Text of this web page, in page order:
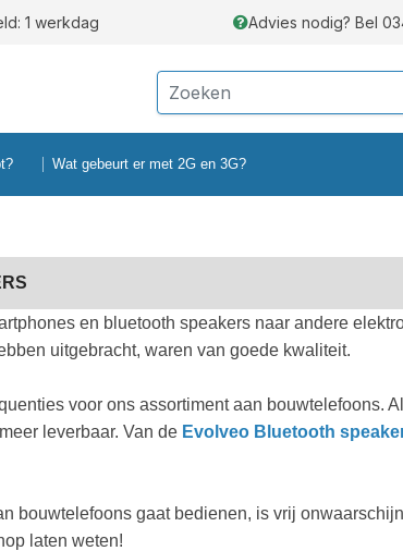
1 werkdag Advies nodig? Bel
Wat gebeurt er met 2G en 3G?
en bluetooth speakers naar andere
uitgebracht, waren van goede kwaliteit.
voor ons assortiment aan bouwtelefoons.
leverbaar. Van de Evolveo Bluetooth
bouwtelefoons gaat bedienen, is vrij
laten weten!